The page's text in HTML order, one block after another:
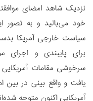
نزدیک شاهد امضای
خود می­‌بالید و به تصور
سیاست خارجی آمریکا
برای پایبندی و اجرای
سرخوشی­ مقامات
یافت و واقع بینی در بین
آمریکایی اکنون متوجه